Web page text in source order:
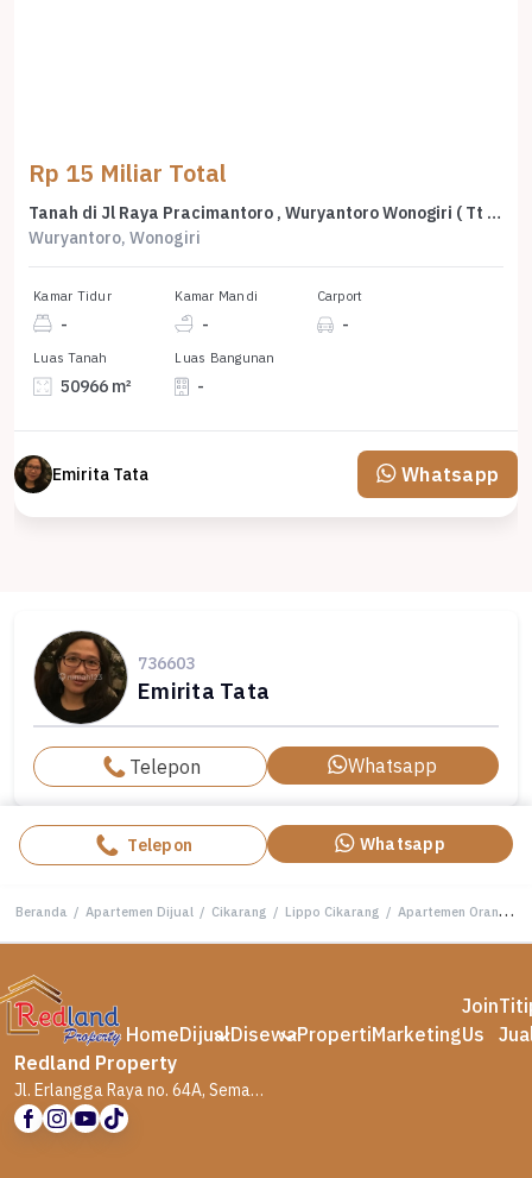
Rp 15 Miliar Total
Tanah di Jl Raya Pracimantoro , Wuryantoro Wonogiri ( Tt 8737)
Wuryantoro, Wonogiri
Kamar Tidur
-
Kamar Mandi
-
Carport
-
Luas Tanah
50966 m²
Luas Bangunan
-
Emirita Tata Whatsapp
736603
Emirita Tata
Telepon Whatsapp
Telepon Whatsapp
Beranda / Apartemen Dijual / Cikarang / Lippo Cikarang / Apartemen Orange County Lt 32 , Cikarang Tt 5167
HomeDijualDisewaPropertiMarketing
Join
Us
Redland Property
Jl. Erlangga Raya no. 64A, Semarang